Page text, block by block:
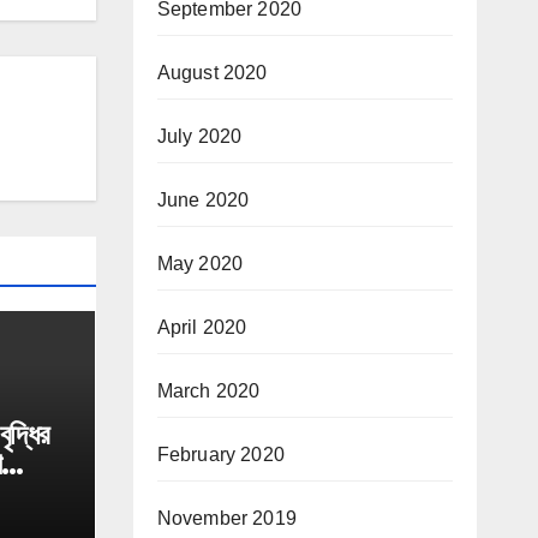
September 2020
August 2020
July 2020
June 2020
May 2020
April 2020
March 2020
February 2020
November 2019